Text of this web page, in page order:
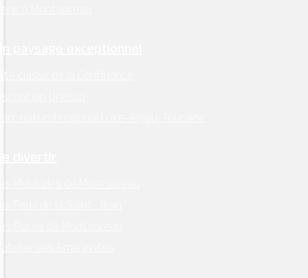
à Montsoreau
paysage exceptionnel
classé de la Confluence
Unesco
naturel régional Loire-Anjou-Touraine
divertir
Musicales de Montsoreau
Feux de la Saint-Jean
Puces de Montsoreau
des Empreintes